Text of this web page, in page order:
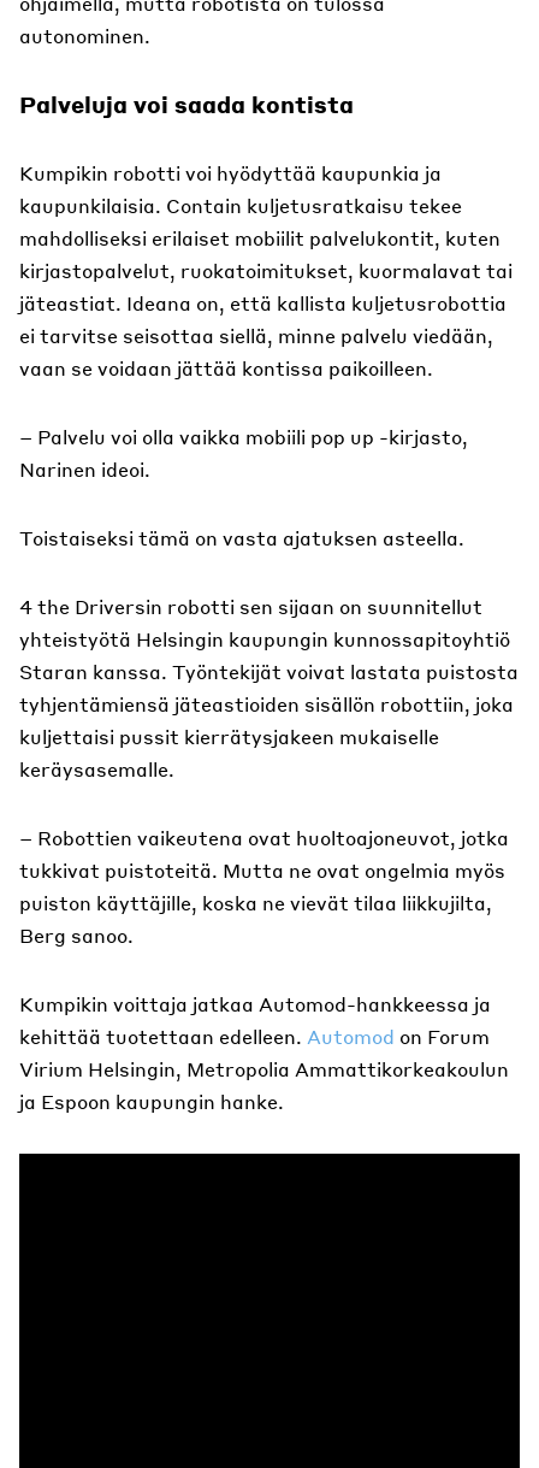
autonominen.
Palveluja voi saada kontista
Kumpikin robotti voi hyödyttää kaupunkia ja
kaupunkilaisia. Contain kuljetusratkaisu tekee
mahdolliseksi erilaiset mobiilit palvelukontit, kuten
kirjastopalvelut, ruokatoimitukset, kuormalavat tai
jäteastiat. Ideana on, että kallista kuljetusrobottia
ei tarvitse seisottaa siellä, minne palvelu viedään,
vaan se voidaan jättää kontissa paikoilleen.
– Palvelu voi olla vaikka mobiili pop up -kirjasto,
Narinen ideoi.
Toistaiseksi tämä on vasta ajatuksen asteella.
4 the Driversin robotti sen sijaan on suunnitellut
yhteistyötä Helsingin kaupungin kunnossapitoyhtiö
Staran kanssa. Työntekijät voivat lastata puistosta
tyhjentämiensä jäteastioiden sisällön robottiin, joka
kuljettaisi pussit kierrätysjakeen mukaiselle
keräysasemalle.
– Robottien vaikeutena ovat huoltoajoneuvot, jotka
tukkivat puistoteitä. Mutta ne ovat ongelmia myös
puiston käyttäjille, koska ne vievät tilaa liikkujilta,
Berg sanoo.
Kumpikin voittaja jatkaa Automod-hankkeessa ja
kehittää tuotettaan edelleen. Automod on Forum
Virium Helsingin, Metropolia Ammattikorkeakoulun
ja Espoon kaupungin hanke.